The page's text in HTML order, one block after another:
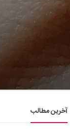
آخرین مطالب